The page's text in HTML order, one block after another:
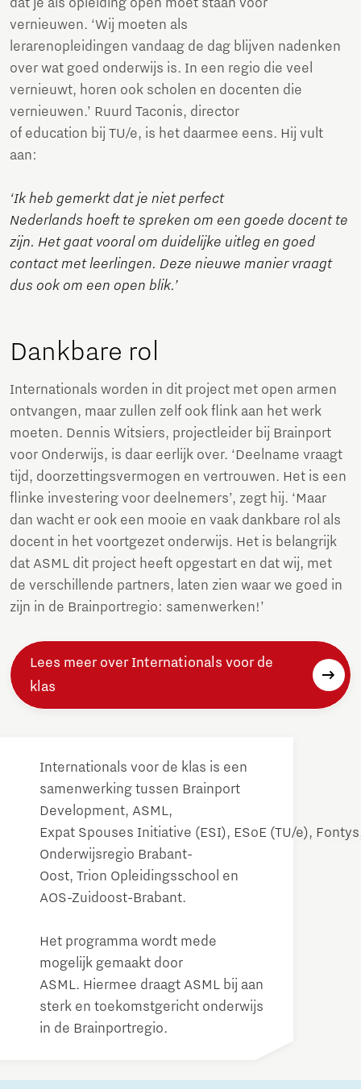
dat je als opleiding open moet staan voor
vernieuwen. ‘Wij moeten als
lerarenopleidingen vandaag de dag blijven nadenken
over wat goed onderwijs is. In een regio die veel
vernieuwt, horen ook scholen en docenten die
vernieuwen.’ Ruurd Taconis, director
of education bij TU/e, is het daarmee eens. Hij vult
aan:
‘Ik heb gemerkt dat je niet perfect
Nederlands hoeft te spreken om een goede docent te
zijn. Het gaat vooral om duidelijke uitleg en goed
contact met leerlingen. Deze nieuwe manier vraagt
dus ook om een open blik.’
Dankbare rol
Internationals worden in dit project met open armen
ontvangen, maar zullen zelf ook flink aan het werk
moeten. Dennis Witsiers, projectleider bij Brainport
voor Onderwijs, is daar eerlijk over. ‘Deelname vraagt
tijd, doorzettingsvermogen en vertrouwen. Het is een
flinke investering voor deelnemers’, zegt hij. ‘Maar
dan wacht er ook een mooie en vaak dankbare rol als
docent in het voortgezet onderwijs. Het is belangrijk
dat ASML dit project heeft opgestart en dat wij, met
de verschillende partners, laten zien waar we goed in
zijn in de Brainportregio: samenwerken!’
Lees meer over Internationals voor de
klas
Internationals voor de klas is een
samenwerking tussen Brainport
Development, ASML,
Expat Spouses Initiative (ESI), ESoE (TU/e),
Onderwijsregio Brabant-
Oost, Trion Opleidingsschool en
AOS-Zuidoost-Brabant.
Het programma wordt mede
mogelijk gemaakt door
ASML. Hiermee draagt ASML bij aan
sterk en toekomstgericht onderwijs
in de Brainportregio.